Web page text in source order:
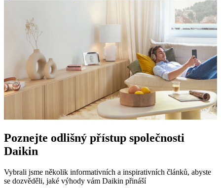
Poznejte odlišný přístup společnosti
Daikin
Vybrali jsme několik informativních a inspirativních článků, abyste
se dozvěděli, jaké výhody vám Daikin přináší